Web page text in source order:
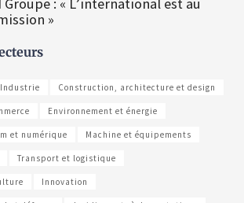
»
Industrie Construction, architecture et design
Environnement et énergie
et numérique Machine et équipements
Transport et logistique
Innovation